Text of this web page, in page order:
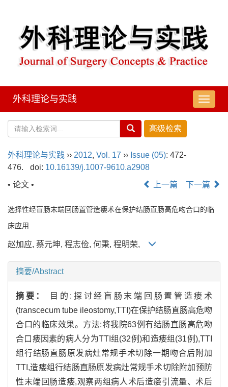
导
航
外科理论与实践
外科理论与实践 ›› 2012, Vol. 17 ›› Issue (05): 472-
476.
doi: 10.16139/j.1007-9610.a2908
• 论文 •
上一篇 下一篇
选择性经盲肠末端回肠置管造瘘术在保护结肠直肠高危吻合口的临
床应用
赵加应, 蔡元坤, 程志俭, 何秉, 程明荣,
摘要/Abstract
摘要：
目的:探讨经盲肠末端回肠置管造瘘术
(transcecum tube ileostomy,TTI)在保护结肠直肠高危吻
合口的临床效果。方法:将我院63例有结肠直肠高危吻
合口瘘因素的病人分为TTI组(32例)和造瘘组(31例),TTI
组行结肠直肠原发病灶常规手术切除一期吻合后附加
TTI,造瘘组行结肠直肠原发病灶常规手术切除附加预防
性末端回肠造瘘,观察两组病人术后造瘘引流量、术后